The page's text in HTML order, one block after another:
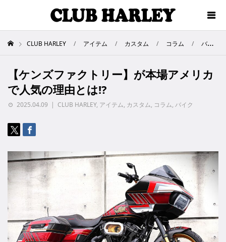
CLUB HARLEY アイテム カスタム コラム バイク
【ケンズファクトリー】が本場アメリカ
で人気の理由とは!?
2025.04.09 CLUB HARLEY, アイテム, カスタム, コラム, バイク